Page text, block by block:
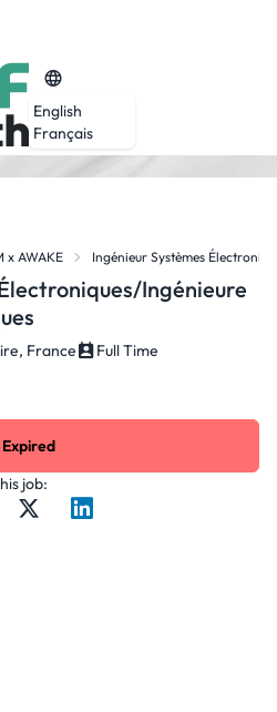
English
Français
x AWAKE Ingénieur Systèmes
Ingénieure
France
Full Time
job:
Expired